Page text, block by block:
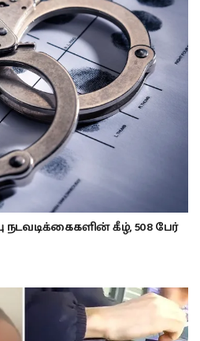
கீழ், 508 பேர்